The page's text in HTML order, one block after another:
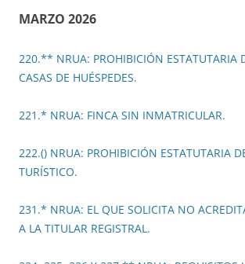
MARZO 2026
220.** NRUA: PROHIBICIÓN ESTATUTARIA
CASAS DE HUÉSPEDES.
221.* NRUA: FINCA SIN INMATRICULAR.
222.() NRUA: PROHIBICIÓN ESTATUTARIA
TURÍSTICO.
231.* NRUA: EL QUE SOLICITA NO
A LA TITULAR REGISTRAL.